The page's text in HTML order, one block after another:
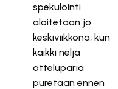
spekulointi
aloitetaan jo
keskiviikkona, kun
kaikki neljä
otteluparia
puretaan ennen